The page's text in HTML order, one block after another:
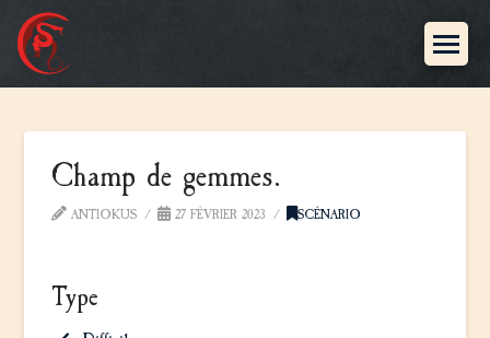
Champ de gemmes.
ANTIOKUS 27 FÉVRIER 2023 SCÉNARIO
Type